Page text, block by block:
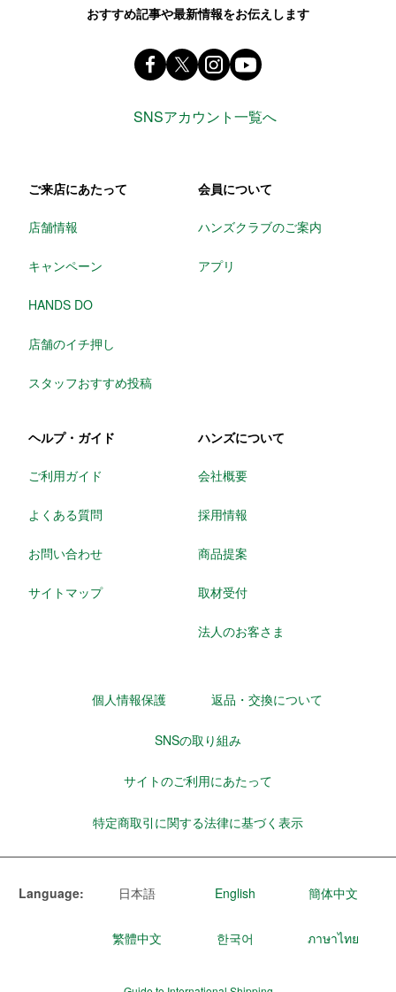
おすすめ記事や最新情報をお伝えします
Facebook ハンズ公式ファンページ
X(旧 twitter) @Hands_official_
instagram
SNSアカウント一覧へ
ご来店にあたって
店舗情報
キャンペーン
HANDS DO
店舗のイチ押し
スタッフおすすめ投稿
会員について
ハンズクラブのご案内
アプリ
ヘルプ・ガイド
ご利用ガイド
よくある質問
お問い合わせ
サイトマップ
ハンズについて
会社概要
採用情報
商品提案
取材受付
法人のお客さま
個人情報保護 返品・交換について
SNSの取り組み
サイトのご利用にあたって
特定商取引に関する法律に基づく表示
Language: 日本語 English 簡体中文
繁體中文 한국어 ภาษาไทย